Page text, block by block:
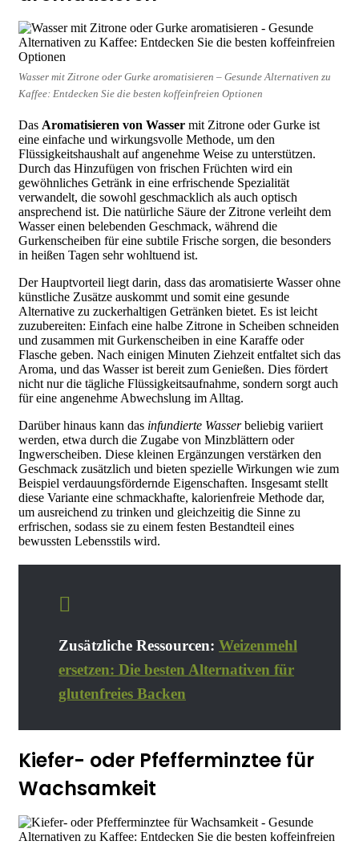
Wasser mit Zitrone oder Gurke aromatisieren – Gesunde Alternativen zu
Kaffee: Entdecken Sie die besten koffeinfreien Optionen
Das Aromatisieren von Wasser mit Zitrone oder Gurke ist
eine einfache und wirkungsvolle Methode, um den
Flüssigkeitshaushalt auf angenehme Weise zu unterstützen.
Durch das Hinzufügen von frischen Früchten wird ein
gewöhnliches Getränk in eine erfrischende Spezialität
verwandelt, die sowohl geschmacklich als auch optisch
ansprechend ist. Die natürliche Säure der Zitrone verleiht dem
Wasser einen belebenden Geschmack, während die
Gurkenscheiben für eine subtile Frische sorgen, die besonders
in heißen Tagen sehr wohltuend ist.
Der Hauptvorteil liegt darin, dass das aromatisierte Wasser ohne
künstliche Zusätze auskommt und somit eine gesunde
Alternative zu zuckerhaltigen Getränken bietet. Es ist leicht
zuzubereiten: Einfach eine halbe Zitrone in Scheiben schneiden
und zusammen mit Gurkenscheiben in eine Karaffe oder
Flasche geben. Nach einigen Minuten Ziehzeit entfaltet sich das
Aroma, und das Wasser ist bereit zum Genießen. Dies fördert
nicht nur die tägliche Flüssigkeitsaufnahme, sondern sorgt auch
für eine angenehme Abwechslung im Alltag.
Darüber hinaus kann das infundierte Wasserbeliebig variiert
werden, etwa durch die Zugabe von Minzblättern oder
Ingwerscheiben. Diese kleinen Ergänzungen verstärken den
Geschmack zusätzlich und bieten spezielle Wirkungen wie zum
Beispiel verdauungsfördernde Eigenschaften. Insgesamt stellt
diese Variante eine schmackhafte, kalorienfreie Methode dar,
um ausreichend zu trinken und gleichzeitig die Sinne zu
erfrischen, sodass sie zu einem festen Bestandteil eines
bewussten Lebensstils wird.
Zusätzliche Ressourcen: Weizenmehl
ersetzen: Die besten Alternativen für
glutenfreies Backen
Kiefer- oder Pfefferminztee für
Wachsamkeit